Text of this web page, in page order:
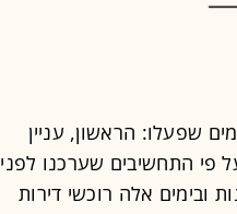
שפעלו: הראשון, עניין
פי התחשיבים שערכנו לפני
ובימים אלה רוכשי דירות